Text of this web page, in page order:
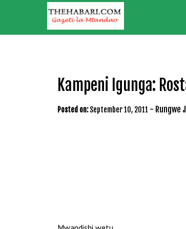
Kampeni Igunga:
Posted on: September 10, 2011 - Rungwe